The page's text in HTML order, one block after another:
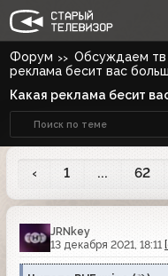
Форум Обсуждаем тв
реклама бесит вас
Какая реклама бесит
‹ 1 ... 62
JRNkey
13 декабря 2021, 18:11